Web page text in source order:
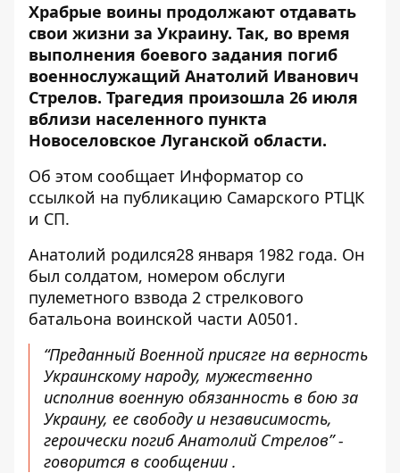
Храбрые воины продолжают отдавать
свои жизни за Украину. Так, во время
выполнения боевого задания погиб
военнослужащий Анатолий Иванович
Стрелов. Трагедия произошла 26 июля
вблизи населенного пункта
Новоселовское Луганской области.
Об этом сообщает Информатор со
ссылкой на публикацию Самарского РТЦК
и СП.
Анатолий родился28 января 1982 года. Он
был солдатом, номером обслуги
пулеметного взвода 2 стрелкового
батальона воинской части А0501.
“Преданный Военной присяге на верность
Украинскому народу, мужественно
исполнив военную обязанность в бою за
Украину, ее свободу и независимость,
героически погиб Анатолий Стрелов” -
говорится в сообщении .